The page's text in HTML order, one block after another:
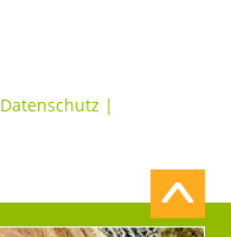
Datenschutz |